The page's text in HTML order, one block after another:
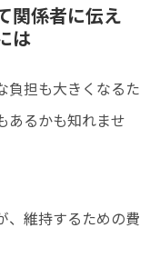
関係者に伝え
は
負担も大きくなるた
あるかも知れませ
、維持するための費